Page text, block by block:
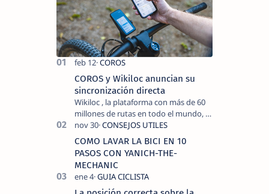
COROS y Wikiloc anuncian su
sincronización directa
Wikiloc , la plataforma con más de 60
millones de rutas en todo el mundo, y
COROS , marca de dispositivos GPS
reconocida mundialmente por su
tecnolo…
COMO LAVAR LA BICI EN 10
PASOS CON YANICH-THE-
MECHANIC